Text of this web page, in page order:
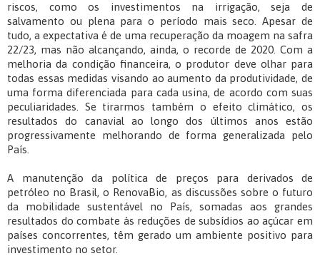
riscos, como os investimentos na irrigação, seja de
salvamento ou plena para o período mais seco. Apesar de
tudo, a expectativa é de uma recuperação da moagem na safra
22/23, mas não alcançando, ainda, o recorde de 2020. Com a
melhoria da condição financeira, o produtor deve olhar para
todas essas medidas visando ao aumento da produtividade, de
uma forma diferenciada para cada usina, de acordo com suas
peculiaridades. Se tirarmos também o efeito climático, os
resultados do canavial ao longo dos últimos anos estão
progressivamente melhorando de forma generalizada pelo
País.
A manutenção da política de preços para derivados de
petróleo no Brasil, o RenovaBio, as discussões sobre o futuro
da mobilidade sustentável no País, somadas aos grandes
resultados do combate às reduções de subsídios ao açúcar em
países concorrentes, têm gerado um ambiente positivo para
investimento no setor.